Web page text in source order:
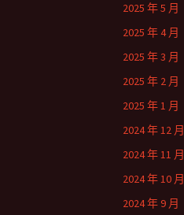
2025 年 5 月
2025 年 4 月
2025 年 3 月
2025 年 2 月
2025 年 1 月
2024 年 12 月
2024 年 11 月
2024 年 10 月
2024 年 9 月